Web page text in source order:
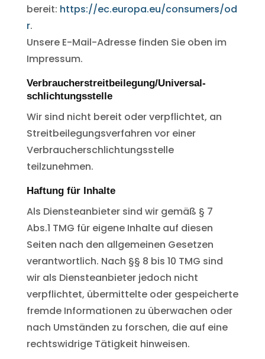
bereit: https://ec.europa.eu/consumers/od
r.
Unsere E-Mail-Adresse finden Sie oben im
Impressum.
Verbraucher­streit­beilegung/Universal­
schlichtungs­stelle
Wir sind nicht bereit oder verpflichtet, an
Streitbeilegungsverfahren vor einer
Verbraucherschlichtungsstelle
teilzunehmen.
Haftung für Inhalte
Als Diensteanbieter sind wir gemäß § 7
Abs.1 TMG für eigene Inhalte auf diesen
Seiten nach den allgemeinen Gesetzen
verantwortlich. Nach §§ 8 bis 10 TMG sind
wir als Diensteanbieter jedoch nicht
verpflichtet, übermittelte oder gespeicherte
fremde Informationen zu überwachen oder
nach Umständen zu forschen, die auf eine
rechtswidrige Tätigkeit hinweisen.